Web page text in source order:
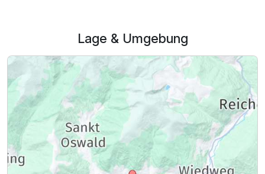
Lage & Umgebung